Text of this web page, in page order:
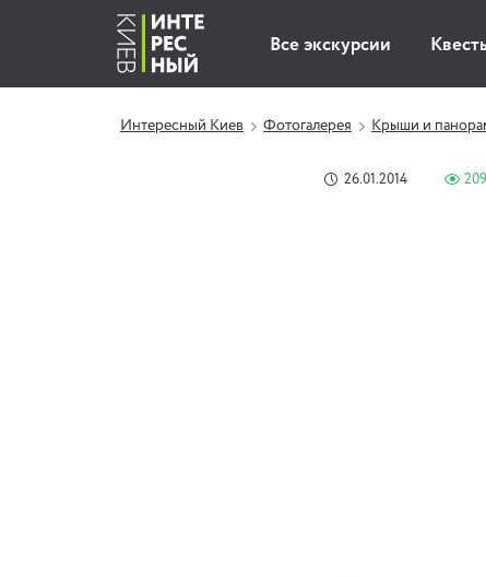
Все экскурсии
Интересный Киев Фотогалерея Крыши и
26.01.2014